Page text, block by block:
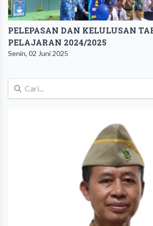
PELEPASAN DAN KELULUSAN
PELAJARAN 2024/2025
Senin, 02 Juni 2025